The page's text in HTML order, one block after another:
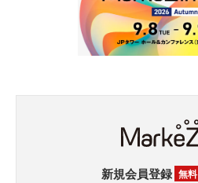
新規会員登録 無料